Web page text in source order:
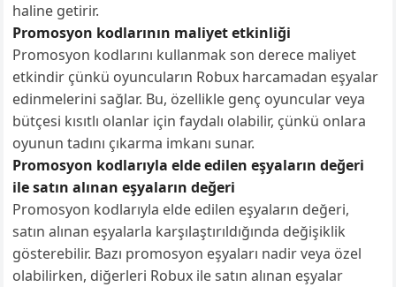
haline getirir.
Promosyon kodlarının maliyet etkinliği
Promosyon kodlarını kullanmak son derece maliyet
etkindir çünkü oyuncuların Robux harcamadan eşyalar
edinmelerini sağlar. Bu, özellikle genç oyuncular veya
bütçesi kısıtlı olanlar için faydalı olabilir, çünkü onlara
oyunun tadını çıkarma imkanı sunar.
Promosyon kodlarıyla elde edilen eşyaların değeri
ile satın alınan eşyaların değeri
Promosyon kodlarıyla elde edilen eşyaların değeri,
satın alınan eşyalarla karşılaştırıldığında değişiklik
gösterebilir. Bazı promosyon eşyaları nadir veya özel
olabilirken, diğerleri Robux ile satın alınan eşyalar